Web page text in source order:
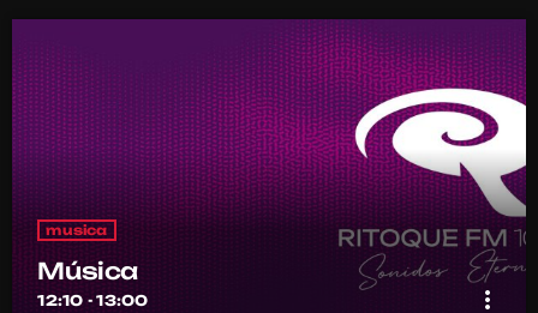
musica
Música
12:10 - 13:00 more_vert